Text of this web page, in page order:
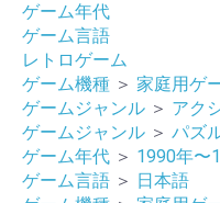
ゲーム年代
ゲーム言語
レトロゲーム
ゲーム機種 ＞ 家庭用ゲ
ゲームジャンル ＞ アク
ゲームジャンル ＞ パズ
ゲーム年代 ＞ 1990年〜
ゲーム言語 ＞ 日本語